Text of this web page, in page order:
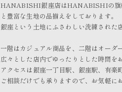
HANABISHI銀座店はHANABISHIの旗
と豊富な生地の品揃えをしております。
銀座という土地にふさわしい洗練された
一階はカジュアル商品を、二階はオーダ
広々とした店内でゆったりとした時間を
アクセスは銀座一丁目駅、銀座駅、有楽
ご相談だけでも承りますので、お気軽に